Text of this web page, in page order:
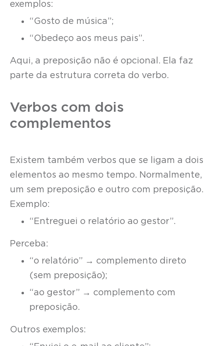
exemplos:
“Gosto de música”;
“Obedeço aos meus pais”.
Aqui, a preposição não é opcional. Ela faz
parte da estrutura correta do verbo.
Verbos com dois
complementos
Existem também verbos que se ligam a dois
elementos ao mesmo tempo. Normalmente,
um sem preposição e outro com preposição.
Exemplo:
“Entreguei o relatório ao gestor”.
Perceba:
“o relatório” → complemento direto
(sem preposição);
“ao gestor” → complemento com
preposição.
Outros exemplos: